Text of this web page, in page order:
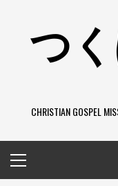
つ
CHRISTIAN
イ